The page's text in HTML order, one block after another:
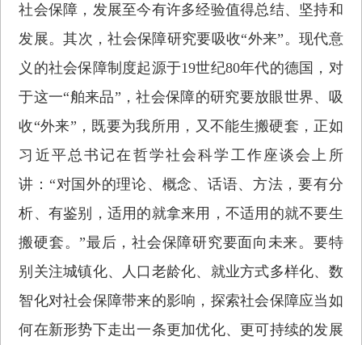
社会保障，发展至今有许多经验值得总结、坚持和
发展。其次，社会保障研究要吸收“外来”。现代意
义的社会保障制度起源于19世纪80年代的德国，对
于这一“舶来品”，社会保障的研究要放眼世界、吸
收“外来”，既要为我所用，又不能生搬硬套，正如
习近平总书记在哲学社会科学工作座谈会上所
讲：“对国外的理论、概念、话语、方法，要有分
析、有鉴别，适用的就拿来用，不适用的就不要生
搬硬套。”最后，社会保障研究要面向未来。要特
别关注城镇化、人口老龄化、就业方式多样化、数
智化对社会保障带来的影响，探索社会保障应当如
何在新形势下走出一条更加优化、更可持续的发展